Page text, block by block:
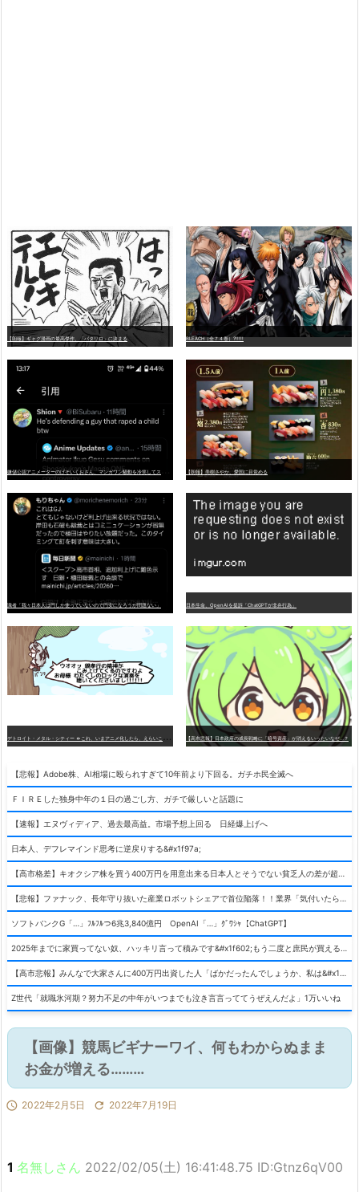
【朗報】ギャグ漫画の最高傑作、「パタリロ」に決まる BLEACH（全７４巻）?!!!!!
【朗報】美樹さやか、愛国に目覚める
識者「我々日本人は円しか使っていないので円安になろうが問題ない」 日本生命、OpenAIを提訴「ChatGPTが非弁行為」
【高市悲報】日本政府の成長戦略に「暗号資産」が消えるいったいなぜ…？
【悲報】Adobe株、AI相場に殴られすぎて10年前より下回る。ガチホ民全滅へ
ＦＩＲＥした独身中年の１日の過ごし方、ガチで厳しいと話題に
【速報】エヌヴィディア、過去最高益。市場予想上回る 日経爆上げへ
日本人、デフレマインド思考に逆戻りする&#x1f97a;
ソフトバンクG「…」ﾌﾙﾌﾙつ6兆3,840億円 OpenAI「…」ｸﾞﾜｼｬ【ChatGPT】
Z世代「就職氷河期？努力不足の中年がいつまでも泣き言言っててうぜえんだよ」1万いいね
【画像】競馬ビギナーワイ、何もわからぬまま
お金が増える………
 2022年2月5日  2022年7月19日
1 名無しさん 2022/02/05(土) 16:41:48.75 ID:Gtnz6qV00